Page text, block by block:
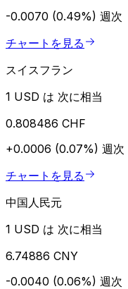
-0.0070 (0.49%) 週次
チャートを見る
スイスフラン
1 USD は 次に相当
0.808486 CHF
+0.0006 (0.07%) 週次
チャートを見る
中国人民元
1 USD は 次に相当
6.74886 CNY
-0.0040 (0.06%) 週次